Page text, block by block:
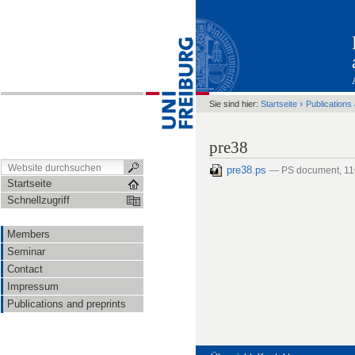
Startseite
Schnellzugriff
Members
Seminar
Contact
Impressum
Publications and preprints
Sie sind hier: Startseite › Publications
pre38
pre38.ps — PS document,